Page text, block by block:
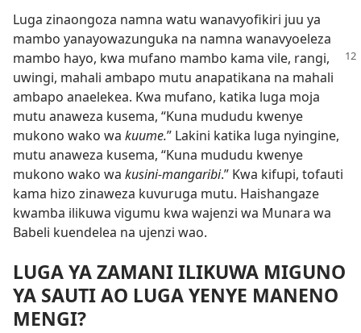
Luga zinaongoza namna watu wanavyofikiri juu ya
mambo yanayowazunguka na namna wanavyoeleza
mambo hayo, kwa mufano mambo kama vile, rangi,
uwingi, mahali ambapo mutu anapatikana na mahali
ambapo anaelekea. Kwa mufano, katika luga moja
mutu anaweza kusema, “Kuna mududu kwenye
mukono wako wa kuume.” Lakini katika luga nyingine,
mutu anaweza kusema, “Kuna mududu kwenye
mukono wako wa kusini-mangaribi.” Kwa kifupi, tofauti
kama hizo zinaweza kuvuruga mutu. Haishangaze
kwamba ilikuwa vigumu kwa wajenzi wa Munara wa
Babeli kuendelea na ujenzi wao.
LUGA YA ZAMANI ILIKUWA MIGUNO
YA SAUTI AO LUGA YENYE MANENO
MENGI?